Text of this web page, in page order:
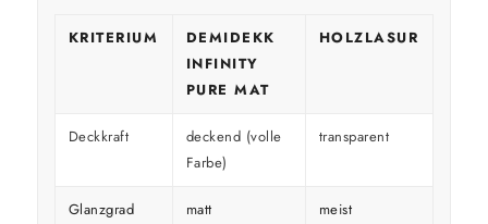
KRITERIUM
DEMIDEKK
INFINITY
PURE MAT
HOLZLASUR
Deckkraft
deckend (volle
Farbe)
transparent
Glanzgrad matt
meist